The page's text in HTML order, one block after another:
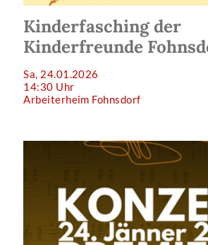
Kinderfasching der
Kinderfreunde
Sa, 24.01.2026
14:30 Uhr
Arbeiterheim Fohnsdorf